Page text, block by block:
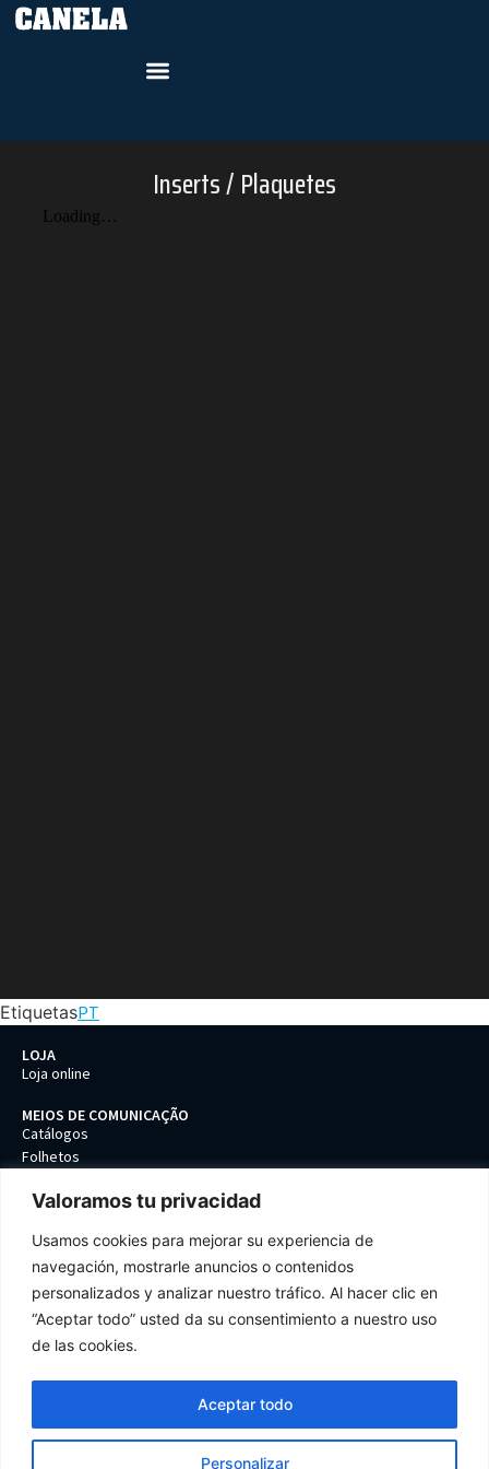
Valoramos tu privacidad
Usamos cookies para mejorar su experiencia de
navegación, mostrarle anuncios o contenidos
personalizados y analizar nuestro tráfico. Al hacer clic en
“Aceptar todo” usted da su consentimiento a nuestro uso
de las cookies.
Personalizar
Aceptar todo
Inserts / Plaquetes
EtiquetasPT
LOJA
Loja online
MEIOS DE COMUNICAÇÃO
Catálogos
Folhetos
Contacto
Política de qualidade
Proteção de dados
Condições e termos gerais
Preferência de cookies